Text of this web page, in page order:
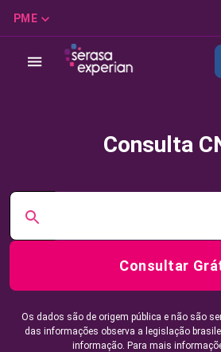
PME
Consulta
Consultar
Os dados são de origem pública e não são
das informações observa a legislação
informação. Para mais